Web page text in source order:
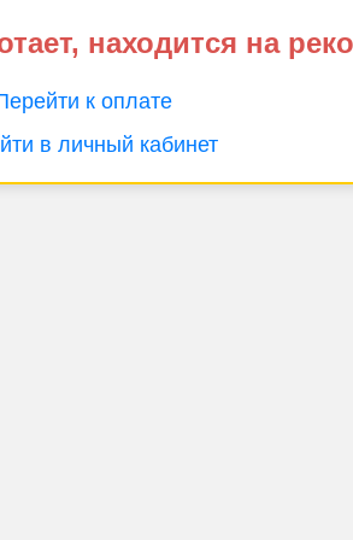
находится на
к оплате
в личный кабинет